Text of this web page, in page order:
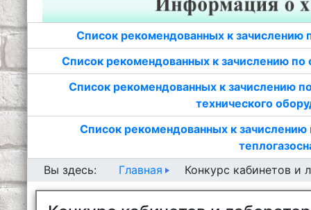
Список рекомендованных к зачислению
Список рекомендованных к зачислению
Список рекомендованных к зачислению
технического
Список рекомендованных к
Вы здесь:
Главная Конкурс кабинетов и